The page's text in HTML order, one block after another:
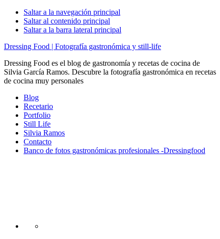
Saltar a la navegación principal
Saltar al contenido principal
Saltar a la barra lateral principal
Dressing Food | Fotografía gastronómica y still-life
Dressing Food es el blog de gastronomía y recetas de cocina de
Silvia García Ramos. Descubre la fotografía gastronómica en recetas
de cocina muy personales
Blog
Recetario
Portfolio
Still Life
Silvia Ramos
Contacto
Banco de fotos gastronómicas profesionales -Dressingfood